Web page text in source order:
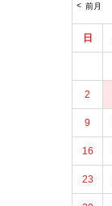
前月
日
2
9
16
23